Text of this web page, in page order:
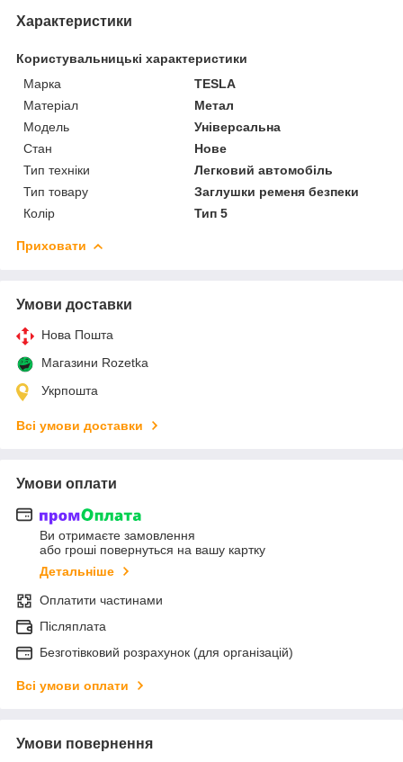
Характеристики
Користувальницькі характеристики
Марка
TESLA
Матеріал
Метал
Мoдель
Універсальна
Стан
Нове
Тип техніки
Легковий автомобіль
Тип товару
Заглушки ременя безпеки
Колір
Тип 5
Приховати
Умови доставки
Нова Пошта
Магазини Rozetka
Укрпошта
Всі умови доставки
Умови оплати
Ви отримаєте замовлення
або гроші повернуться на вашу картку
Детальніше
Оплатити частинами
Післяплата
Безготівковий розрахунок (для організацій)
Всі умови оплати
Умови повернення